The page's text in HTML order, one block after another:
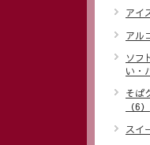
アイ
アル
ソフ
い・
そば
（6）
スイ